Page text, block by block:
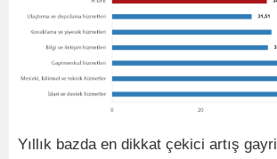
Yıllık bazda en dikkat çekici artış